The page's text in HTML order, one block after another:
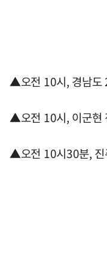
▲오전 10시, 경남도
▲오전 10시, 이군현
▲오전 10시30분, 진